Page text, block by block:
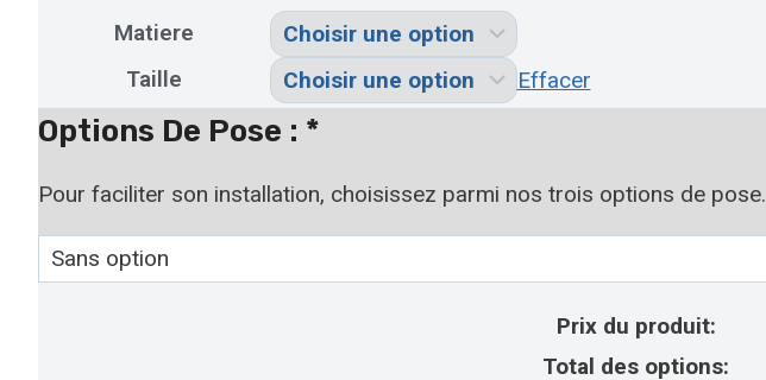
Prix :
7,90 €
19,90 €
Matiere
Taille
Effacer
Options De Pose : *
Pour faciliter son installation, choisissez parmi nos trois options de pose.
Prix du produit:
Total des options: